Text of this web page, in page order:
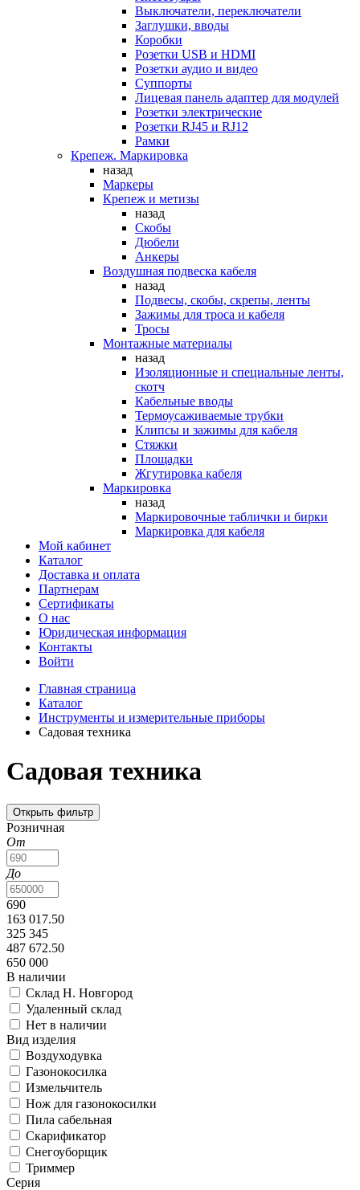
Выключатели, переключатели
Заглушки, вводы
Коробки
Розетки USB и HDMI
Розетки аудио и видео
Суппорты
Лицевая панель адаптер для модулей
Розетки электрические
Розетки RJ45 и RJ12
Рамки
Крепеж. Маркировка
назад
Маркеры
Крепеж и метизы
назад
Скобы
Дюбели
Анкеры
Воздушная подвеска кабеля
назад
Подвесы, скобы, скрепы, ленты
Зажимы для троса и кабеля
Тросы
Монтажные материалы
назад
Изоляционные и специальные ленты,
скотч
Кабельные вводы
Термоусаживаемые трубки
Клипсы и зажимы для кабеля
Стяжки
Площадки
Жгутировка кабеля
Маркировка
назад
Маркировочные таблички и бирки
Маркировка для кабеля
Мой кабинет
Каталог
Доставка и оплата
Партнерам
Сертификаты
О нас
Юридическая информация
Контакты
Войти
Главная страница
Каталог
Инструменты и измерительные приборы
Садовая техника
Садовая техника
Открыть фильтр
Розничная
От
До
690
163 017.50
325 345
487 672.50
650 000
В наличии
Склад Н. Новгород
Удаленный склад
Нет в наличии
Вид изделия
Воздуходувка
Газонокосилка
Измельчитель
Нож для газонокосилки
Пила сабельная
Скарификатор
Снегоуборщик
Триммер
Серия